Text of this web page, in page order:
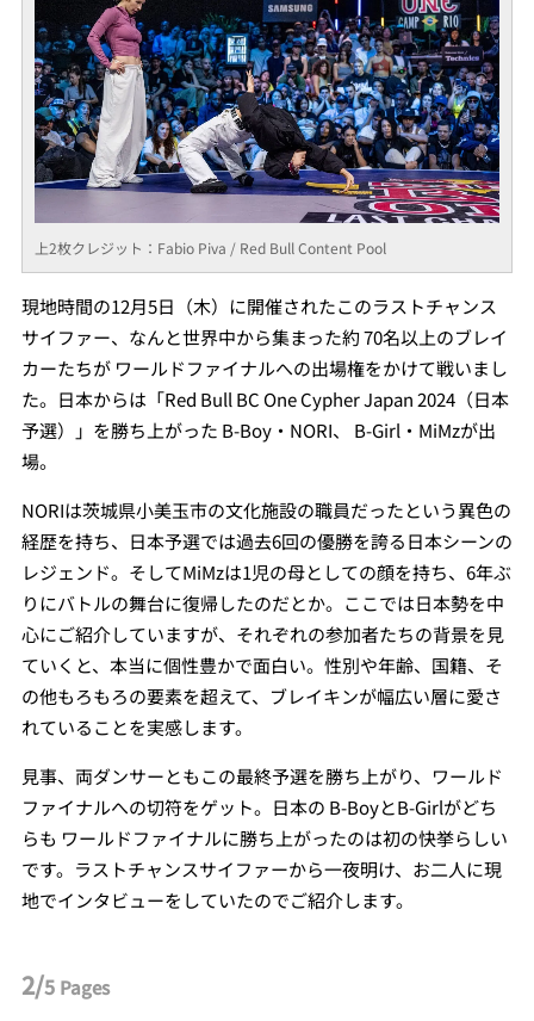
上2枚クレジット：Fabio Piva / Red Bull Content Pool
現地時間の12月5日（木）に開催されたこのラストチャンス
サイファー、なんと世界中から集まった約 70名以上のブレイ
カーたちが ワールドファイナルへの出場権をかけて戦いまし
た。日本からは「Red Bull BC One Cypher Japan 2024（日本
予選）」を勝ち上がった B-Boy・NORI、 B-Girl・MiMzが出
場。
NORIは茨城県小美玉市の文化施設の職員だったという異色の
経歴を持ち、日本予選では過去6回の優勝を誇る日本シーンの
レジェンド。そしてMiMzは1児の母としての顔を持ち、6年ぶ
りにバトルの舞台に復帰したのだとか。ここでは日本勢を中
心にご紹介していますが、それぞれの参加者たちの背景を見
ていくと、本当に個性豊かで面白い。性別や年齢、国籍、そ
の他もろもろの要素を超えて、ブレイキンが幅広い層に愛さ
れていることを実感します。
見事、両ダンサーともこの最終予選を勝ち上がり、ワールド
ファイナルへの切符をゲット。日本の B-BoyとB-Girlがどち
らも ワールドファイナルに勝ち上がったのは初の快挙らしい
です。ラストチャンスサイファーから一夜明け、お二人に現
地でインタビューをしていたのでご紹介します。
2/5 Pages